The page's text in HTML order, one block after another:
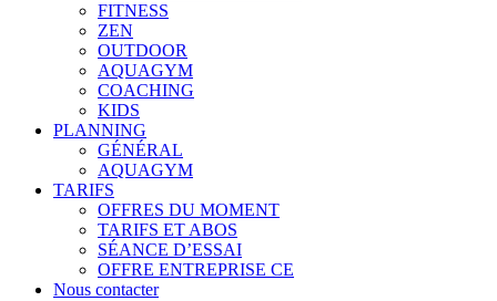
FITNESS
ZEN
OUTDOOR
AQUAGYM
COACHING
KIDS
PLANNING
GÉNÉRAL
AQUAGYM
TARIFS
OFFRES DU MOMENT
TARIFS ET ABOS
SÉANCE D’ESSAI
OFFRE ENTREPRISE CE
Nous contacter